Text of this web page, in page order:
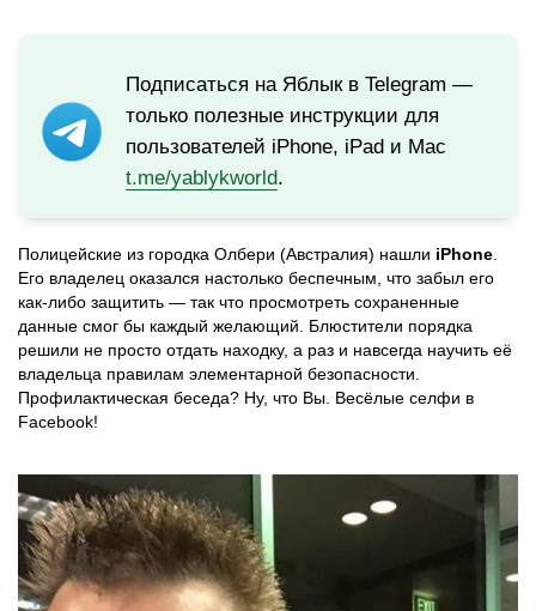
Подписаться на Яблык в Telegram —
только полезные инструкции для
пользователей iPhone, iPad и Mac
t.me/yablykworld.
Полицейские из городка Олбери (Австралия) нашли iPhone.
Его владелец оказался настолько беспечным, что забыл его
как-либо защитить — так что просмотреть сохраненные
данные смог бы каждый желающий. Блюстители порядка
решили не просто отдать находку, а раз и навсегда научить её
владельца правилам элементарной безопасности.
Профилактическая беседа? Ну, что Вы. Весёлые селфи в
Facebook!